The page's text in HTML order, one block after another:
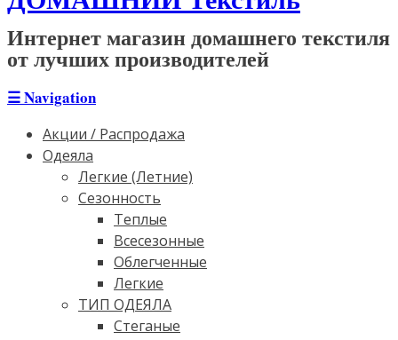
Интернет магазин домашнего текстиля
от лучших производителей
☰Navigation
Акции / Распродажа
Одеяла
Легкие (Летние)
Сезонность
Теплые
Всесезонные
Облегченные
Легкие
ТИП ОДЕЯЛА
Стеганые